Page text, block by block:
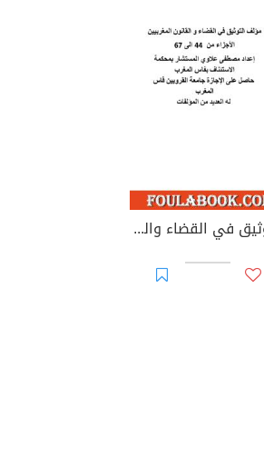
التوثيق في القضاء والقانون المغربيين - الأجزاء من 44 إلى 67